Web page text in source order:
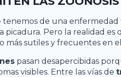
tenemos de una
Pero la realidad es
más sutiles y frecuentes en
pasan desapercibidas
visibles. Entre las vías de